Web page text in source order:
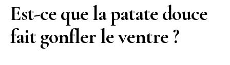
Est-ce que la patate douce
fait gonfler le ventre ?